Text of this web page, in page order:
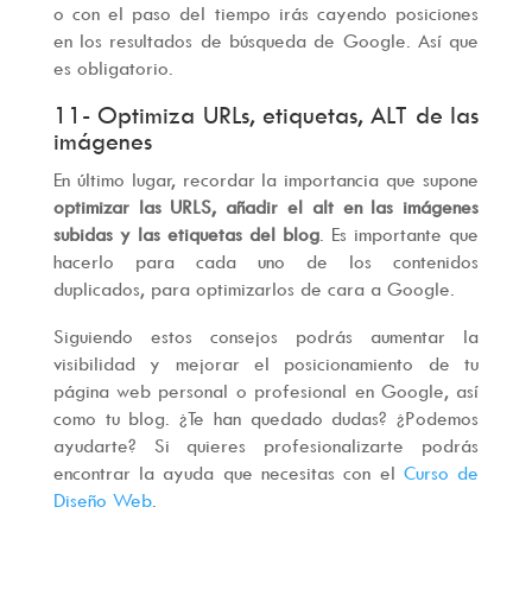
o con el paso del tiempo irás cayendo posiciones
en los resultados de búsqueda de Google. Así que
es obligatorio.
11- Optimiza URLs, etiquetas, ALT de las
imágenes
En último lugar, recordar la importancia que supone
optimizar las URLS, añadir el alt en las imágenes
subidas y las etiquetas del blog. Es importante que
hacerlo para cada uno de los contenidos
duplicados, para optimizarlos de cara a Google.
Siguiendo estos consejos podrás aumentar la
visibilidad y mejorar el posicionamiento de tu
página web personal o profesional en Google, así
como tu blog. ¿Te han quedado dudas? ¿Podemos
ayudarte? Si quieres profesionalizarte podrás
encontrar la ayuda que necesitas con el Curso de
Diseño Web.